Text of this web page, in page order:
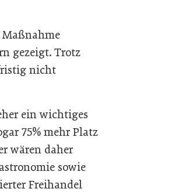
gezeigt. Trotz
nicht
ein wichtiges
75% mehr Platz
wären daher
sowie
Freihandel